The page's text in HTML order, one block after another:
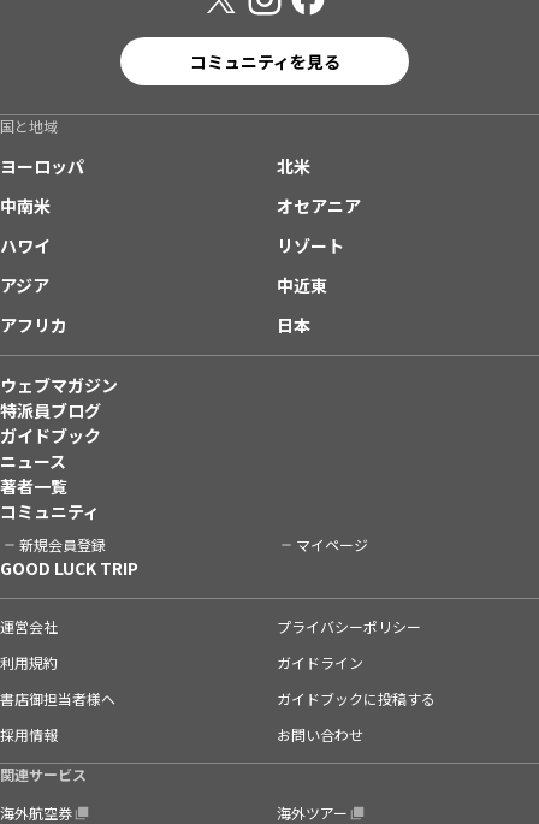
コミュニティを見る
国と地域
ヨーロッパ
北米
中南米
オセアニア
ハワイ
リゾート
アジア
中近東
アフリカ
日本
ウェブマガジン
特派員ブログ
ガイドブック
ニュース
著者一覧
コミュニティ
新規会員登録 マイページ
GOOD LUCK TRIP
運営会社
プライバシーポリシー
利用規約
ガイドライン
書店御担当者様へ
ガイドブックに投稿する
採用情報
お問い合わせ
関連サービス
海外航空券
海外ツアー